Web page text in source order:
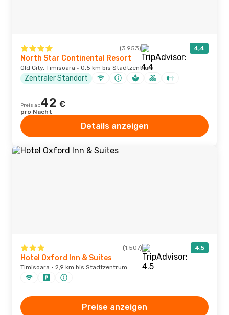
(3.953) 4,4
North Star Continental Resort
Old City, Timisoara · 0,5 km bis Stadtzentrum
Zentraler Standort
Preis ab42 €
pro Nacht
Details anzeigen
(1.507) 4,5
Hotel Oxford Inn & Suites
Timisoara · 2,9 km bis Stadtzentrum
Preise anzeigen